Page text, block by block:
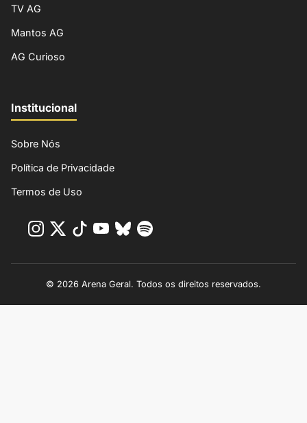
TV AG
Mantos AG
AG Curioso
Institucional
Sobre Nós
Política de Privacidade
Termos de Uso
© 2026 Arena Geral. Todos os direitos reservados.